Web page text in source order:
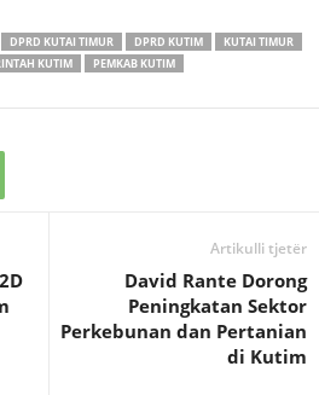
DPRD KUTAI TIMUR DPRD KUTIM
KUTAI TIMUR
KUTIM
PEMKAB KUTIM
Artikulli tjetër
David Rante Dorong
Peningkatan Sektor
Perkebunan dan Pertanian
di Kutim